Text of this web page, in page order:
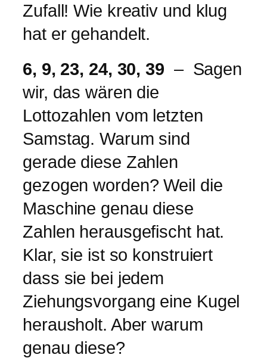
Zufall! Wie kreativ und klug
hat er gehandelt.
6, 9, 23, 24, 30, 39 – Sagen
wir, das wären die
Lottozahlen vom letzten
Samstag. Warum sind
gerade diese Zahlen
gezogen worden? Weil die
Maschine genau diese
Zahlen herausgefischt hat.
Klar, sie ist so konstruiert
dass sie bei jedem
Ziehungsvorgang eine Kugel
herausholt. Aber warum
genau diese?